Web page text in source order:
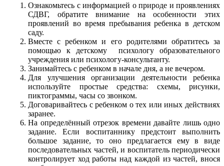
Ознакомьтесь с информацией о природе и проявлениях
СДВГ, обратите внимание на особенности этих
проявлений во время пребывания ребенка в детском
саду.
Вместе с ребенком и его родителями обратитесь за
помощью к детскому психологу образовательного
учреждения или психологу-консультанту.
Занимайтесь с ребенком в начале дня, а не вечером.
Для улучшения организации деятельности ребенка
используйте простые средства: схемы, рисунки,
пиктограммы, часы со звонком.
Договаривайтесь с ребенком о тех или иных действиях
заранее.
На определённый отрезок времени давайте лишь одно
задание. Если воспитаннику предстоит выполнить
большое задание, то оно предлагается ему в виде
последовательных частей, и воспитатель периодически
контролирует ход работы над каждой из частей, внося